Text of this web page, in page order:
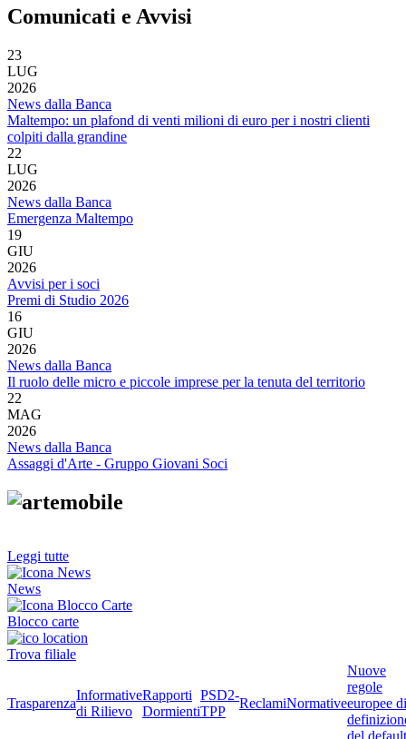
Comunicati e Avvisi
23
LUG
2026
News dalla Banca
Maltempo: un plafond di venti milioni di euro per i nostri clienti
colpiti dalla grandine
22
LUG
2026
News dalla Banca
Emergenza Maltempo
19
GIU
2026
Avvisi per i soci
Premi di Studio 2026
16
GIU
2026
News dalla Banca
Il ruolo delle micro e piccole imprese per la tenuta del territorio
22
MAG
2026
News dalla Banca
Assaggi d'Arte - Gruppo Giovani Soci
Leggi tutte
News
Blocco carte
Trova filiale
Trasparenza
Informative
di Rilievo
Rapporti
Dormienti
PSD2-
TPP
ReclamiNormative
Nuove
regole
europee di